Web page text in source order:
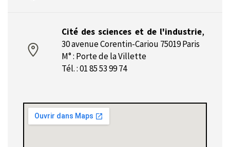
Cité des sciences et de l'industrie,
30 avenue Corentin-Cariou 75019 Paris
M° : Porte de la Villette
Tél. : 01 85 53 99 74